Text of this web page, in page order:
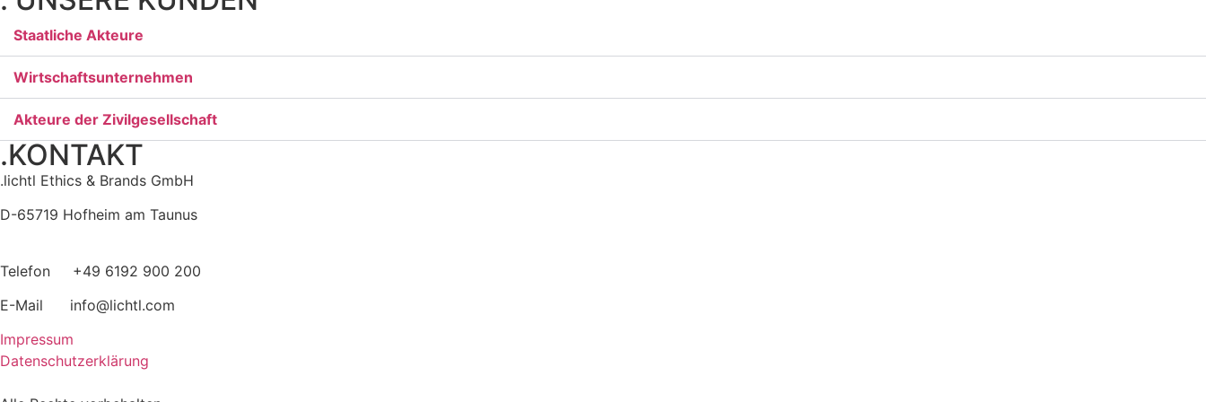
Staatliche Akteure
Wirtschaftsunternehmen
Akteure der Zivilgesellschaft
.KONTAKT
.lichtl Ethics & Brands GmbH
D-65719 Hofheim am Taunus
Telefon +49 6192 900 200
E-Mail info@lichtl.com
Impressum
Datenschutzerklärung